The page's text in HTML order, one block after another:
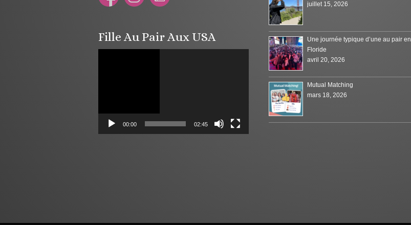
Fille Au Pair Aux USA
00:00 02:45
juillet 15, 2026
Une journée typique d’une au pair en
Floride
avril 20, 2026
Mutual Matching
mars 18, 2026